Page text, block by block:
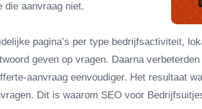
die aanvraag niet.
pagina’s per type bedrijfsactiviteit,
geven op vragen. Daarna
aanvraag eenvoudiger. Het resultaat
Dit is waarom SEO voor